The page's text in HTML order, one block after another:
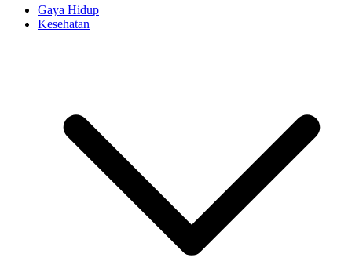
Gaya Hidup
Kesehatan